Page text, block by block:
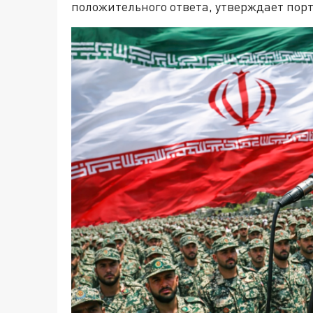
положительного ответа, утверждает